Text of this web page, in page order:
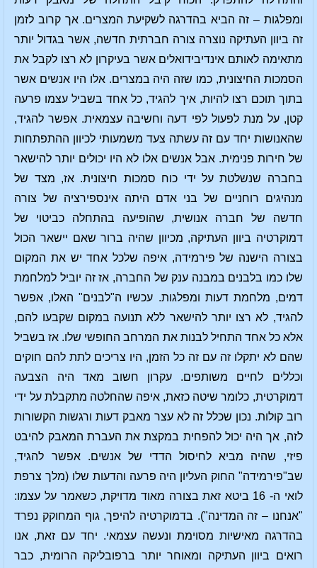
ומפלגות – זה הביא בהדרגה לשקיעת המצרים. אך קרוב לזמן
זה ביוון העתיקה נוצרה צורה חברתית חדשה, אשר בגדול יותר
מתאימה לאותם אינדיבידואלים אשר בעיקרון לא רצו לקבל את
הסמכות החיצונית, כמו שזה היה במצרים. אלו היו אנשים אשר
בתוך תוכם רצו להיות, איך להגיד, כל אחד בשביל עצמו פרעה
קטן, על מנת לפעול לפי דעה וחשיבה עצמאית. אפשר להגיד,
שהאנושות יחד עם זה עשתה צעד משמעותי לכיוון ההתפתחות
של חירות פנימית. אבל אנשים אלו לא היו יכולים יותר להישאר
בחברה שנשלטת על ידי כוח סמכות חיצונית. אז, מצד של
מנהיגים רוחניים של בני אדם היתה אינספירציה של צורה
חדשה של חברה אנושית, שהופיעה בהתחלה כביטוי של
דמוקרטיה ביוון העתיקה, מכיוון שהיה ברור שאם יישאר הכול
בצורה הישנה של פירמידה, איפה שלכל אחד יש את המקום
שלו כמו בלבנים במבנה ענק של החברה, אז זה יוביל למלחמת
דמים, מלחמת דעות ומפלגות. עכשיו ה"לבנים" האלו, אפשר
להגיד, לא רצו יותר להישאר ללא תנועה במקום שקבעו להם,
אלא כל אחד התחיל לבנות את המרחב החופשי שלו. אז בשביל
שהם לא יתקלו זה עם זה כל הזמן, היו צריכים לתת להם חוקים
וכללים לחיים משותפים. עקרון חשוב מאד היה הצבעה
דמוקרטית, כלומר שיטה כזאת, איפה שהחלטה מתקבלת על ידי
רוב קולות. נכון שכלל זה לא עצר מאבק דעות ורגשות הקשורות
לזה, אך היה יכול להפחית במקצת את העברת המאבק להיבט
פיזי, שהיה מביא לחיסול הדדי של אנשים. אפשר להגיד,
שב"פירמידה" החוק העליון היה פרעה והדעות שלו (מלך צרפת
לואי ה- 16 ביטא זאת בצורה מאוד מדויקת, כשאמר על עצמו:
"אנחנו – זה המדינה"). בדמוקרטיה להיפך, גוף המחוקק נפרד
בהדרגה מאישיות מסוימת ונעשה עצמאי. יחד עם זאת, אנו
רואים ביוון העתיקה ומאוחר יותר ברפובליקה הרומית, כבר